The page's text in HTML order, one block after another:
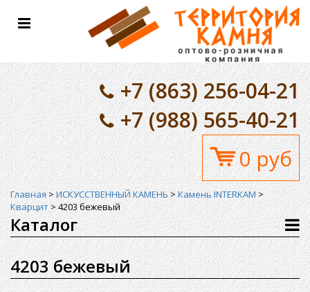
Toggle
+7 (863) 256-04-21
+7 (988) 565-40-21
0 руб
Главная>ИСКУССТВЕННЫЙ КАМЕНЬ>Камень INTERKAM>
Кварцит>4203 бежевый
Каталог
4203 бежевый